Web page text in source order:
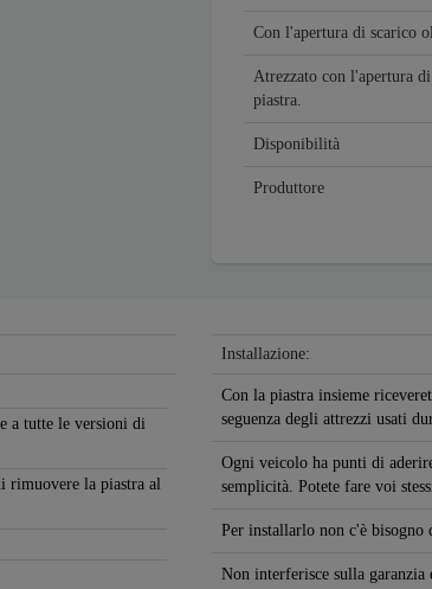
Con l'apertura di scarico
Atrezzato con l'apertura
piastra.
Disponibilità
Produttore
a tutte le versioni di
rimuovere la piastra al
Installazione:
Con la piastra insieme
seguenza degli attrezzi usati
Ogni veicolo ha punti di
semplicità. Potete fare voi
Per installarlo non c'è bisogno
Non interferisce sulla